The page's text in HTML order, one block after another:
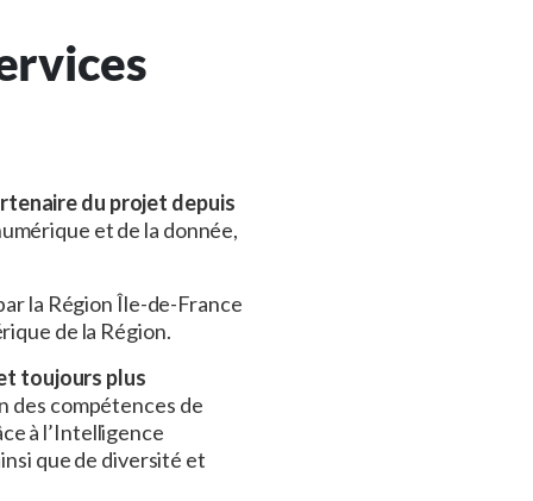
du projet depuis
et de la donnée,
la Région Île-de-France
de la Région.
toujours plus
des compétences de
à l’Intelligence
que de diversité et